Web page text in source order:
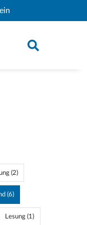
(2)
(6)
Lesung (1)